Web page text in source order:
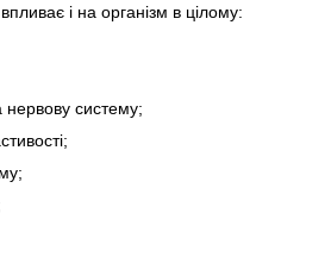
і на організм в цілому:
нервову систему;